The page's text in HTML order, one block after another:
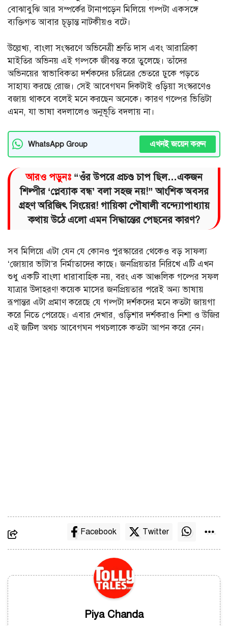
বোঝাবুঝি আর সম্পর্কের টানাপড়েন মিলিয়ে গল্পটা একসঙ্গে
ব্যক্তিগত আবার চূড়ান্ত নাটকীয়ও বটে।
উল্লেখ্য, বাংলা সংস্করণে অভিনেত্রী শ্রুতি দাস এবং আরাত্রিকা
মাইতির অভিনয় এই গল্পকে জীবন্ত করে তুলেছে। তাঁদের
অভিনয়ের স্বাভাবিকতা দর্শকদের চরিত্রের ভেতরে ঢুকে পড়তে
সাহায্য করছে রোজ। সেই আবেগঘন দিকটাই ওড়িয়া সংস্করণেও
বজায় থাকবে বলেই মনে করছেন অনেকে। কারণ গল্পের ভিত্তিটা
এমন, যা ভাষা বদলালেও অনুভূতি বদলায় না।
WhatsApp Group এখনই জয়েন করুন
আরও পড়ুনঃ “ওঁর উপরে প্রচণ্ড চাপ ছিল…একজন
শিল্পীর ‘প্লেব্যাক বন্ধ’ বলা সহজ নয়!” আংশিক অবসর
গ্রহণ অরিজিৎ সিংয়ের! গায়িকা পৌষালী বন্দ্যোপাধ্যায়
কথায় উঠে এলো এমন সিদ্ধান্তের পেছনের কারণ?
সব মিলিয়ে এটা যেন যে কোনও পুরস্কারের থেকেও বড় সাফল্য
‘জোয়ার ভাঁটা’র নির্মাতাদের কাছে। জনপ্রিয়তার নিরিখে এটি এখন
শুধু একটি বাংলা ধারাবাহিক নয়, বরং এক আঞ্চলিক গল্পের সফল
যাত্রার উদাহরণ! কয়েক মাসের জনপ্রিয়তার পরেই অন্য ভাষায়
রূপান্তর এটা প্রমাণ করেছে যে গল্পটা দর্শকদের মনে কতটা জায়গা
করে নিতে পেরেছে। এবার দেখার, ওড়িশার দর্শকরাও নিশা ও উজির
এই জটিল অথচ আবেগঘন পথচলাকে কতটা আপন করে নেন।
Facebook Twitter
Piya Chanda